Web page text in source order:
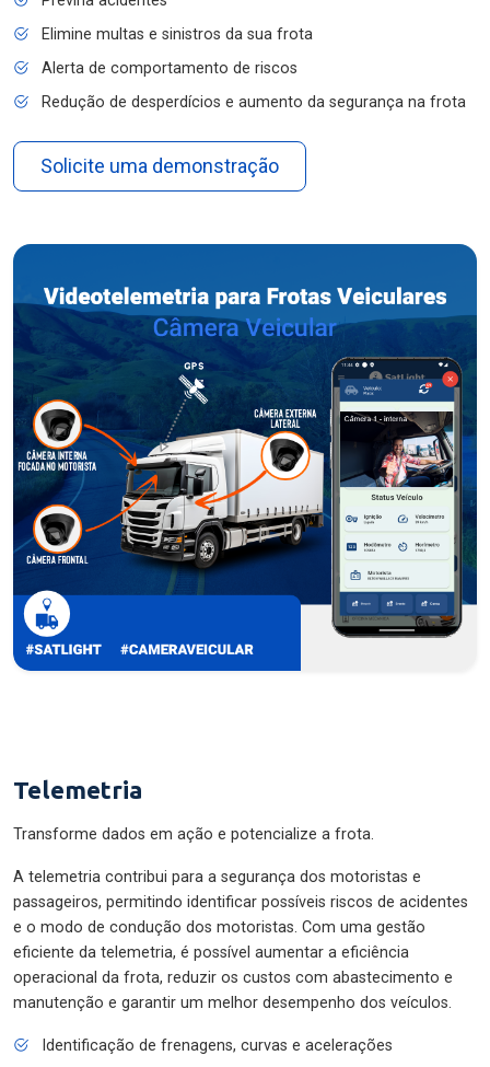
Elimine multas e sinistros da sua frota
Alerta de comportamento de riscos
Redução de desperdícios e aumento da segurança na frota
Solicite uma demonstração
Telemetria
Transforme dados em ação e potencialize a frota.
A telemetria contribui para a segurança dos motoristas e
passageiros, permitindo identificar possíveis riscos de acidentes
e o modo de condução dos motoristas. Com uma gestão
eficiente da telemetria, é possível aumentar a eficiência
operacional da frota, reduzir os custos com abastecimento e
manutenção e garantir um melhor desempenho dos veículos.
Identificação de frenagens, curvas e acelerações